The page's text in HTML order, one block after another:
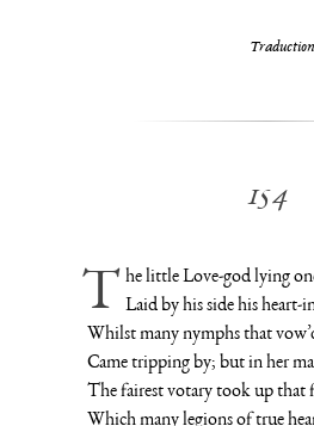
154
The little Love-god lying
Laid by his side his heart-
Whilst many nymphs that
Came tripping by; but in her
The fairest votary took up that
Which many legions of true